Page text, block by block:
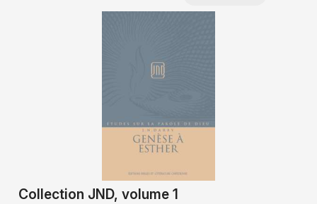
Collection JND, volume 1